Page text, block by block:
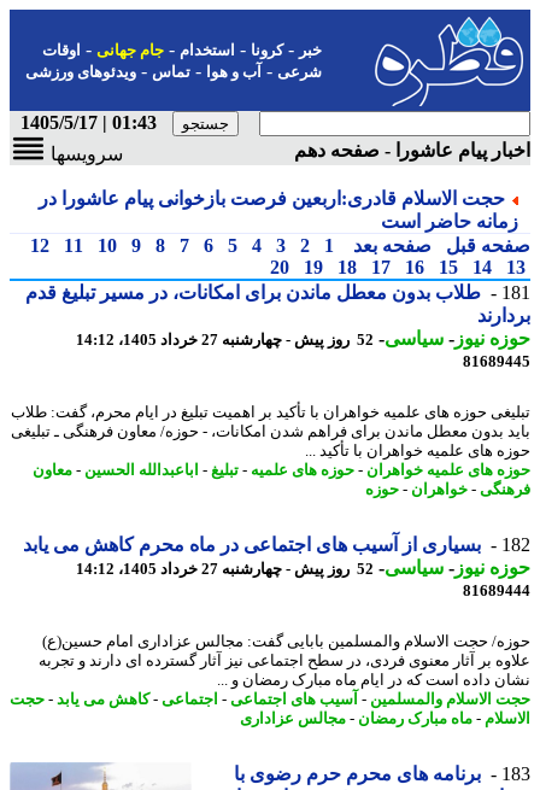
-کرونا-استخدام- جام جهانی-اوقات
شرعی-آب و هوا-تماس-ویدئوهای ورزشی
01:43 | 1405/5/17
پیام عاشورا - صفحه دهم
سرویسها
حجت الاسلام قادری:اربعین فرصت بازخوانی پیام عاشورا در
حاضر است
قبل صفحه بعد 1
2
3
4
5
6
7
8
9
10
11
12
14
15
16
17
18
19
20
طلاب بدون معطل ماندن برای امکانات، در مسیر تبلیغ قدم
نیوز-سیاسی-52 روز پیش - چهارشنبه 27 خرداد 1405، 14:12
حوزه های علمیه خواهران با تأکید بر اهمیت تبلیغ در ایام محرم، گفت: طلاب
بدون معطل ماندن برای فراهم شدن امکانات، - حوزه/ معاون فرهنگی ـ تبلیغی
های علمیه خواهران با تأکید ...
های علمیه خواهران- حوزه های علمیه-تبلیغ -اباعبدالله الحسین-معاون
-خواهران- حوزه
بسیاری از آسیب های اجتماعی در ماه محرم کاهش می یابد
نیوز-سیاسی-52 روز پیش - چهارشنبه 27 خرداد 1405، 14:12
حجت الاسلام والمسلمین بابایی گفت: مجالس عزاداری امام حسین(ع)
بر آثار معنوی فردی، در سطح اجتماعی نیز آثار گسترده ای دارند و تجربه
داده است که در ایام ماه مبارک رمضان و ...
الاسلام والمسلمین-آسیب های اجتماعی-اجتماعی-کاهش می یابد-حجت
-ماه مبارک رمضان-مجالس عزاداری
برنامه های محرم حرم رضوی با